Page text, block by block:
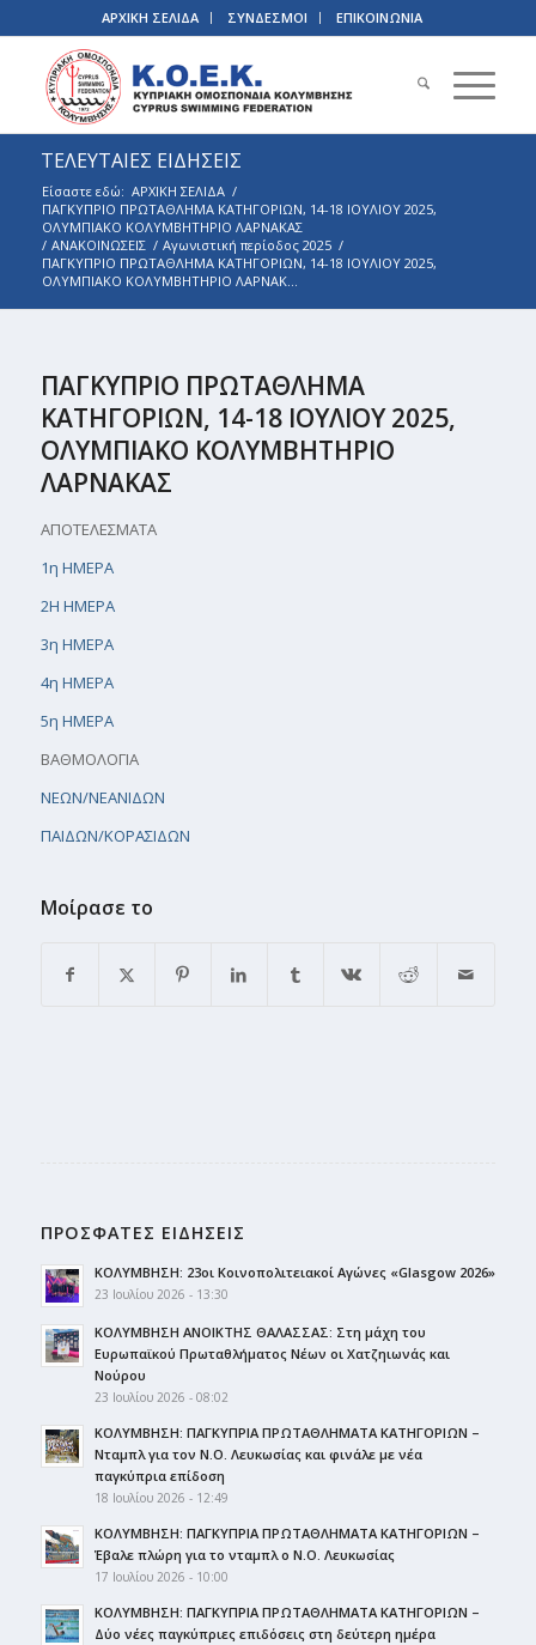
ΑΡΧΙΚΗ ΣΕΛΙΔΑ ΣΥΝΔΕΣΜΟΙ ΕΠΙΚΟΙΝΩΝΙΑ
ΤΕΛΕΥΤΑΙΕΣ ΕΙΔΗΣΕΙΣ
Είσαστε εδώ: ΑΡΧΙΚΗ ΣΕΛΙΔΑ /
ΠΑΓΚΥΠΡΙΟ ΠΡΩΤΑΘΛΗΜΑ ΚΑΤΗΓΟΡΙΩΝ, 14-18 ΙΟΥΛΙΟΥ 2025,
ΟΛΥΜΠΙΑΚΟ ΚΟΛΥΜΒΗΤΗΡΙΟ ΛΑΡΝΑΚΑΣ
/ ΑΝΑΚΟΙΝΩΣΕΙΣ / Αγωνιστική περίοδος 2025 /
ΠΑΓΚΥΠΡΙΟ ΠΡΩΤΑΘΛΗΜΑ ΚΑΤΗΓΟΡΙΩΝ, 14-18 ΙΟΥΛΙΟΥ 2025,
ΟΛΥΜΠΙΑΚΟ ΚΟΛΥΜΒΗΤΗΡΙΟ ΛΑΡΝΑΚ...
ΠΑΓΚΥΠΡΙΟ ΠΡΩΤΑΘΛΗΜΑ
ΚΑΤΗΓΟΡΙΩΝ, 14-18 ΙΟΥΛΙΟΥ 2025,
ΟΛΥΜΠΙΑΚΟ ΚΟΛΥΜΒΗΤΗΡΙΟ
ΛΑΡΝΑΚΑΣ
ΑΠΟΤΕΛΕΣΜΑΤΑ
1η ΗΜΕΡΑ
2Η ΗΜΕΡΑ
3η ΗΜΕΡΑ
4η ΗΜΕΡΑ
5η ΗΜΕΡΑ
ΒΑΘΜΟΛΟΓΙΑ
ΝΕΩΝ/ΝΕΑΝΙΔΩΝ
ΠΑΙΔΩΝ/ΚΟΡΑΣΙΔΩΝ
Μοίρασε το
ΠΡΟΣΦΑΤΕΣ ΕΙΔΗΣΕΙΣ
ΚΟΛΥΜΒΗΣΗ: 23οι Κοινοπολιτειακοί Αγώνες «Glasgow 2026»
23 Ιουλίου 2026 - 13:30
ΚΟΛΥΜΒΗΣΗ ΑΝΟΙΚΤΗΣ ΘΑΛΑΣΣΑΣ: Στη μάχη του
Ευρωπαϊκού Πρωταθλήματος Νέων οι Χατζηιωνάς και
Νούρου
23 Ιουλίου 2026 - 08:02
ΚΟΛΥΜΒΗΣΗ: ΠΑΓΚΥΠΡΙΑ ΠΡΩΤΑΘΛΗΜΑΤΑ ΚΑΤΗΓΟΡΙΩΝ –
Νταμπλ για τον Ν.Ο. Λευκωσίας και φινάλε με νέα
παγκύπρια επίδοση
18 Ιουλίου 2026 - 12:49
ΚΟΛΥΜΒΗΣΗ: ΠΑΓΚΥΠΡΙΑ ΠΡΩΤΑΘΛΗΜΑΤΑ ΚΑΤΗΓΟΡΙΩΝ –
Έβαλε πλώρη για το νταμπλ ο Ν.Ο. Λευκωσίας
17 Ιουλίου 2026 - 10:00
ΚΟΛΥΜΒΗΣΗ: ΠΑΓΚΥΠΡΙΑ ΠΡΩΤΑΘΛΗΜΑΤΑ ΚΑΤΗΓΟΡΙΩΝ –
Δύο νέες παγκύπριες επιδόσεις στη δεύτερη ημέρα